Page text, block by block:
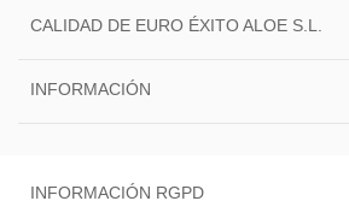
CALIDAD DE EURO ÉXITO ALOE S.L.
INFORMACIÓN
INFORMACIÓN RGPD